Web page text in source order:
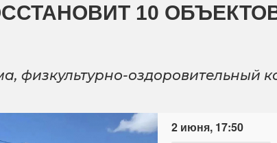
10
физкультурно-оздоровительный
2 июня, 17:50